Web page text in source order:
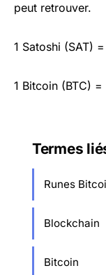
peut retrouver.
1 Satoshi (SAT)
1 Bitcoin (BTC)
Termes
Runes
Blockchain
Bitcoin